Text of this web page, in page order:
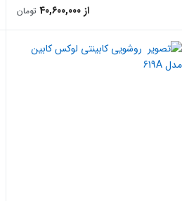
از 40,600,000 تومان